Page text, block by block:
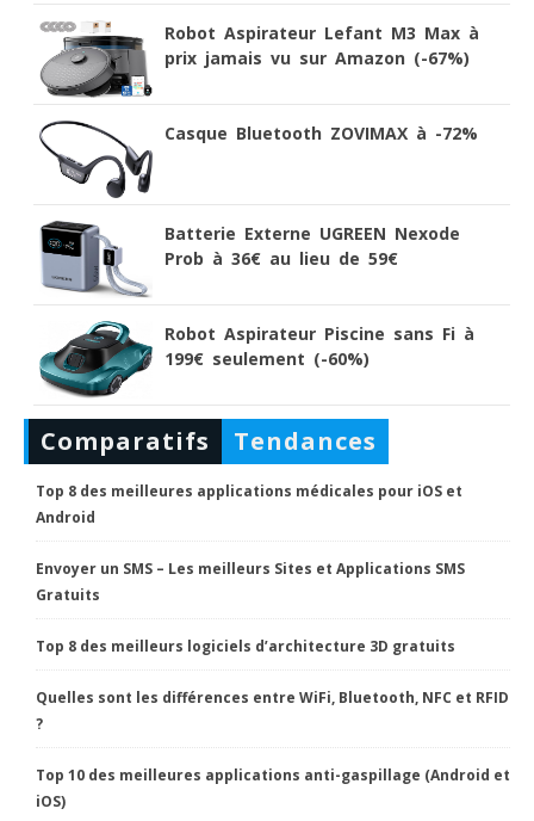
Robot Aspirateur Lefant M3 Max à
prix jamais vu sur Amazon (-67%)
Casque Bluetooth ZOVIMAX à -72%
Batterie Externe UGREEN Nexode
Prob à 36€ au lieu de 59€
Robot Aspirateur Piscine sans Fi à
199€ seulement (-60%)
Comparatifs Tendances
Top 8 des meilleures applications médicales pour iOS et
Android
Envoyer un SMS – Les meilleurs Sites et Applications SMS
Gratuits
Top 8 des meilleurs logiciels d’architecture 3D gratuits
Quelles sont les différences entre WiFi, Bluetooth, NFC et RFID
?
Top 10 des meilleures applications anti-gaspillage (Android et
iOS)